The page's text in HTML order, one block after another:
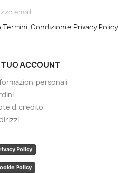
Condizioni e Privacy
TUO ACCOUNT
personali
di credito
Policy
Policy